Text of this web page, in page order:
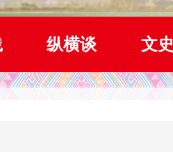
纵横谈 文史